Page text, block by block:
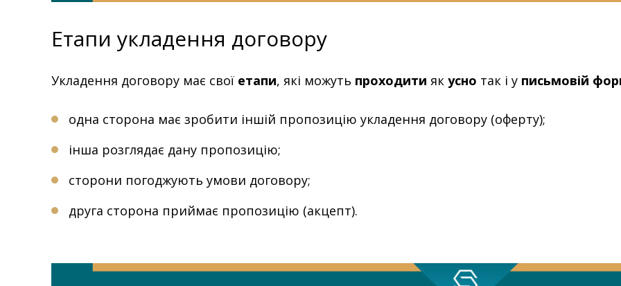
Етапи укладення договору
Укладення договору має свої етапи, які можуть проходити як усно так і у письмовій
одна сторона має зробити іншій пропозицію укладення договору (оферту);
інша розглядає дану пропозицію;
сторони погоджують умови договору;
друга сторона приймає пропозицію (акцепт).